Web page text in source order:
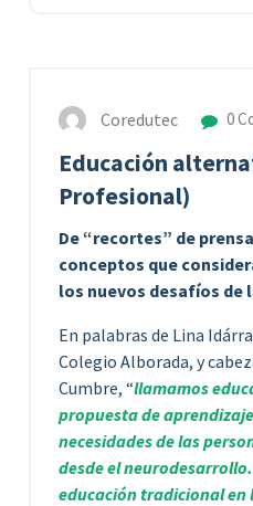
Coredutec 0
Educación
Profesional)
De “recortes” de
conceptos que
los nuevos desafíos de
En palabras de Lina
Colegio Alborada, y
Cumbre, “llamamos
propuesta de
necesidades de las
desde el
educación tradicional en